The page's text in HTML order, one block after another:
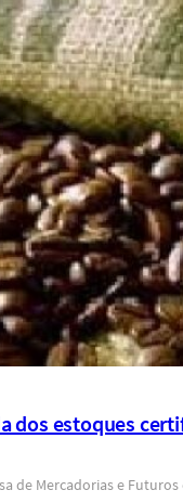
dos estoques
de Mercadorias e